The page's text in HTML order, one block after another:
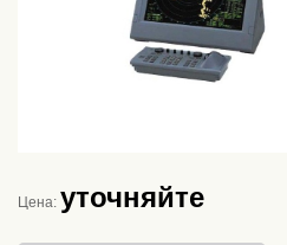
Цена: уточняйте